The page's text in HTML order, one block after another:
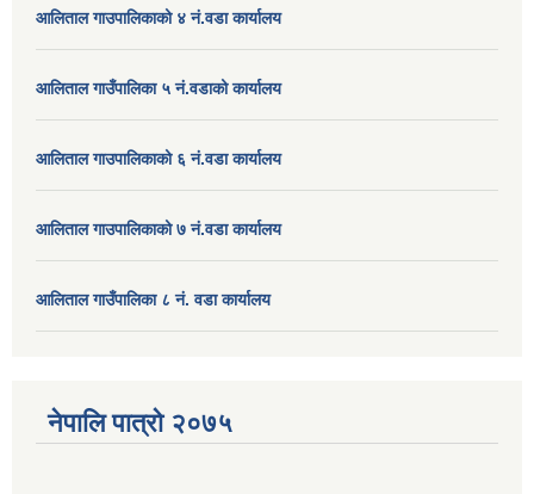
आलिताल गाउपालिकाको ४ नं.वडा कार्यालय
आलिताल गाउँपालिका ५ नं.वडाको कार्यालय
आलिताल गाउपालिकाको ६ नं.वडा कार्यालय
आलिताल गाउपालिकाको ७ नं.वडा कार्यालय
आलिताल गाउँपालिका ८ नं. वडा कार्यालय
नेपालि पात्रो २०७५